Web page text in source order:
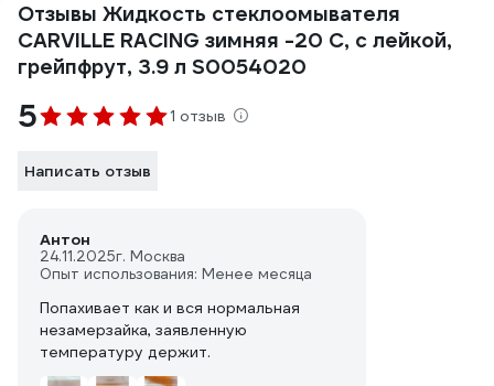
Отзывы Жидкость стеклоомывателя
CARVILLE RACING зимняя -20 С, с лейкой,
грейпфрут, 3.9 л S0054020
5 1 отзыв
Написать отзыв
Антон
24.11.2025г. Москва
Опыт использования: Менее месяца
Попахивает как и вся нормальная
незамерзайка, заявленную
температуру держит.